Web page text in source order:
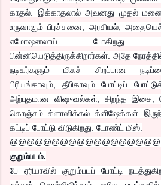
காதல். இக்காதலால் அவனது முதல்
உருவாகும் பிரச்சனை, அரசியல்,
எமோஷனலாய் போகிறது
பின்னியெடுத்திருக்கிறார்கள். அதே
நடிகர்களும் மிகச் சிறப்பான
பிரியங்காவும், தீபிகாவும் போட்டிப்
அற்புதமான விஷுவல்கள், சிறந்த இசை,
கொஞ்சம் க்ளாஸிக்கல் க்ளிஷேக்கள்
கட்டிப் போட்டு விடுகிறது. டோண்ட் மிஸ்.
குறும்படம்.
பே ஏரியாவில் குறும்படப் போட்டி